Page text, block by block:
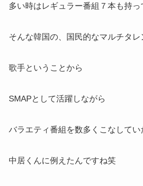
多い時はレギュラー番組７本も持っ
そんな韓国の、国民的なマルチタレ
歌手ということから
SMAPとして活躍しながら
バラエティ番組を数多くこなしてい
中居くんに例えたんですね笑